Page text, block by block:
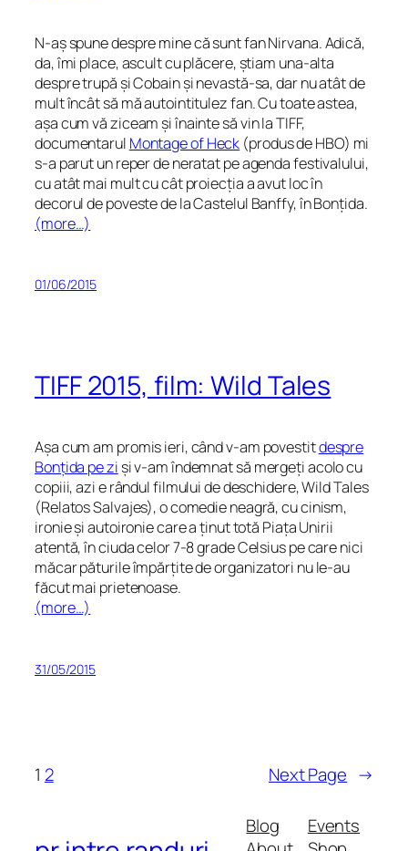
N-aș spune despre mine că sunt fan Nirvana. Adică,
da, îmi place, ascult cu plăcere, știam una-alta
despre trupă și Cobain și nevastă-sa, dar nu atât de
mult încât să mă autointitulez fan. Cu toate astea,
așa cum vă ziceam și înainte să vin la TIFF,
documentarul Montage of Heck (produs de HBO) mi
s-a parut un reper de neratat pe agenda festivalului,
cu atât mai mult cu cât proiecția a avut loc în
decorul de poveste de la Castelul Banffy, în Bonțida.
(more…)
01/06/2015
TIFF 2015, film: Wild Tales
Așa cum am promis ieri, când v-am povestitdespre
Bonțida pe zi și v-am îndemnat să mergeți acolo cu
copiii, azi e rândul filmului de deschidere, Wild Tales
(Relatos Salvajes), o comedie neagră, cu cinism,
ironie și autoironie care a ținut totă Piața Unirii
atentă, în ciuda celor 7-8 grade Celsius pe care nici
măcar păturile împărțite de organizatori nu le-au
făcut mai prietenoase.
(more…)
31/05/2015
1 2 Next Page →
Blog
Events